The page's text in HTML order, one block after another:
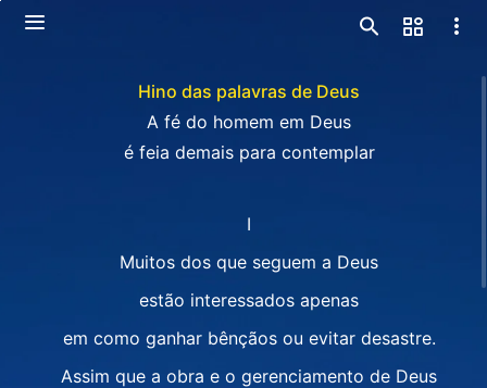
Hino das palavras de Deus
A fé do homem em Deus
é feia demais para contemplar
I
Muitos dos que seguem a Deus
estão interessados apenas
em como ganhar bênçãos ou evitar desastre.
Assim que a obra e o gerenciamento de Deus